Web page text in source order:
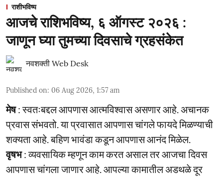
राशीभविष्य
आजचे राशिभविष्य, ६ ऑगस्ट २०२६ :
जाणून घ्या तुमच्या दिवसाचे ग्रहसंकेत
नवशक्ती Web Desk
Published on: 06 Aug 2026, 1:57 am
मेष: स्वतःबद्दल आपणास आत्मविश्वास असणार आहे. अचानक
प्रवास संभवतो. या प्रवासात आपणास चांगले फायदे मिळण्याची
शक्यता आहे. बहिण भावंडा कडून आपणास आनंद मिळेल.
वृषभ: व्यवसायिक म्हणून काम करत असाल तर आजचा दिवस
आपणास चांगला जाणार आहे. आपल्या कामातील अडथळे दूर